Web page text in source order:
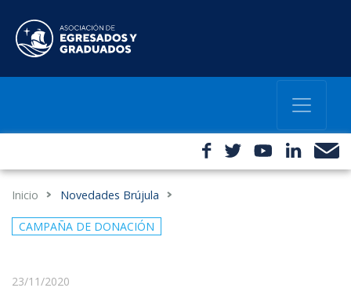
Inicio Novedades Brújula
CAMPAÑA DE DONACIÓN
23/11/2020